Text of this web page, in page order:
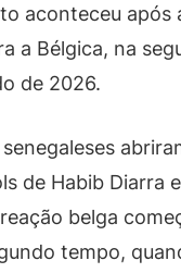
aconteceu após
a Bélgica, na
de 2026.
de Habib Diarra
belga
tempo,